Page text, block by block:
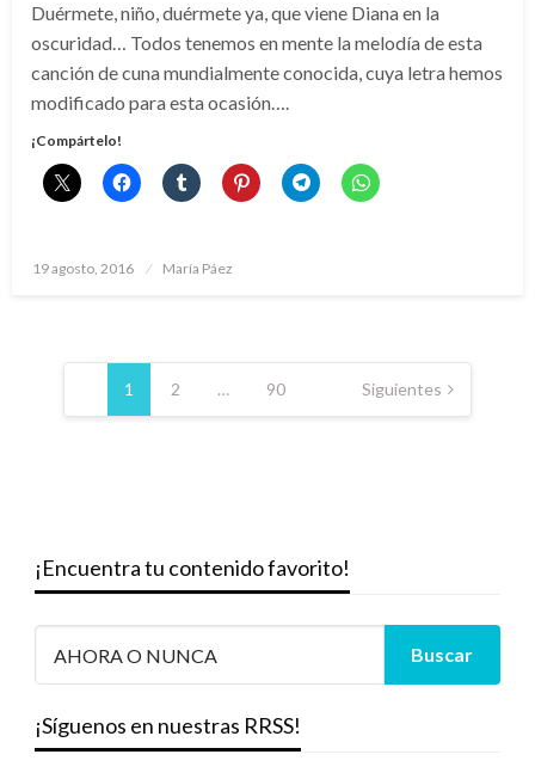
Duérmete, niño, duérmete ya, que viene Diana en la
oscuridad… Todos tenemos en mente la melodía de esta
canción de cuna mundialmente conocida, cuya letra hemos
modificado para esta ocasión….
¡Compártelo!
Publicado
19 agosto, 2016 María Páez
Paginación
entradas
1 2 … 90 Siguientes
¡Encuentra tu contenido favorito!
¡Síguenos en nuestras RRSS!